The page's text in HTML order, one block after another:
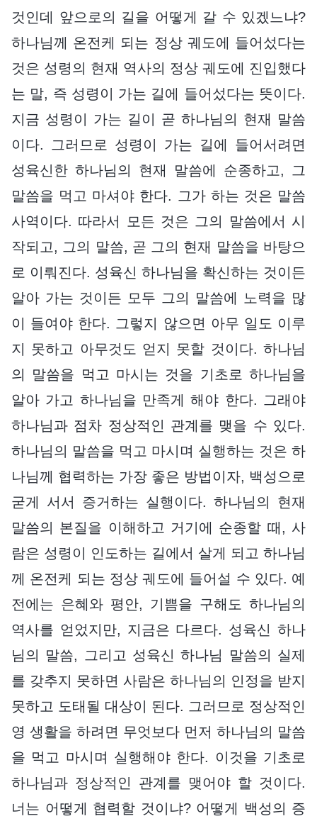
것인데 앞으로의 길을 어떻게 갈 수 있겠느냐?
하나님께 온전케 되는 정상 궤도에 들어섰다는
것은 성령의 현재 역사의 정상 궤도에 진입했다
는 말, 즉 성령이 가는 길에 들어섰다는 뜻이다.
지금 성령이 가는 길이 곧 하나님의 현재 말씀
이다. 그러므로 성령이 가는 길에 들어서려면
성육신한 하나님의 현재 말씀에 순종하고, 그
말씀을 먹고 마셔야 한다. 그가 하는 것은 말씀
사역이다. 따라서 모든 것은 그의 말씀에서 시
작되고, 그의 말씀, 곧 그의 현재 말씀을 바탕으
로 이뤄진다. 성육신 하나님을 확신하는 것이든
알아 가는 것이든 모두 그의 말씀에 노력을 많
이 들여야 한다. 그렇지 않으면 아무 일도 이루
지 못하고 아무것도 얻지 못할 것이다. 하나님
의 말씀을 먹고 마시는 것을 기초로 하나님을
알아 가고 하나님을 만족게 해야 한다. 그래야
하나님과 점차 정상적인 관계를 맺을 수 있다.
하나님의 말씀을 먹고 마시며 실행하는 것은 하
나님께 협력하는 가장 좋은 방법이자, 백성으로
굳게 서서 증거하는 실행이다. 하나님의 현재
말씀의 본질을 이해하고 거기에 순종할 때, 사
람은 성령이 인도하는 길에서 살게 되고 하나님
께 온전케 되는 정상 궤도에 들어설 수 있다. 예
전에는 은혜와 평안, 기쁨을 구해도 하나님의
역사를 얻었지만, 지금은 다르다. 성육신 하나
님의 말씀, 그리고 성육신 하나님 말씀의 실제
를 갖추지 못하면 사람은 하나님의 인정을 받지
못하고 도태될 대상이 된다. 그러므로 정상적인
영 생활을 하려면 무엇보다 먼저 하나님의 말씀
을 먹고 마시며 실행해야 한다. 이것을 기초로
하나님과 정상적인 관계를 맺어야 할 것이다.
너는 어떻게 협력할 것이냐? 어떻게 백성의 증